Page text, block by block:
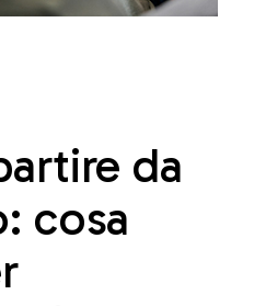
da
cosa